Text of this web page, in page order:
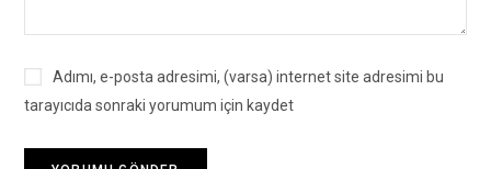
Adımı, e-posta adresimi, (varsa) internet site adresimi bu
tarayıcıda sonraki yorumum için kaydet